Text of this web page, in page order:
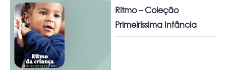
Ritmo – Coleção
Primeiríssima Infância